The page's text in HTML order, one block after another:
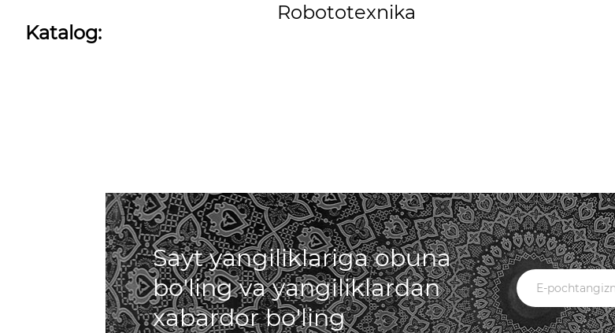
Katalog:
Robototexnika
Sayt yangiliklariga obuna
bo'ling va yangiliklardan
xabardor bo'ling